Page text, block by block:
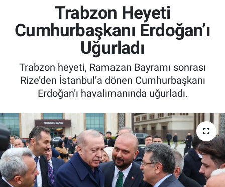
Trabzon Heyeti
Cumhurbaşkanı Erdoğan’ı
Uğurladı
Trabzon heyeti, Ramazan Bayramı sonrası
Rize’den İstanbul’a dönen Cumhurbaşkanı
Erdoğan’ı havalimanında uğurladı.
KULİS MEYDANI
1461 TRABZON
FUTBOL
TV VE SİNEMA
BASKETBOL
SAĞLIK
Son Dakika Haberleri